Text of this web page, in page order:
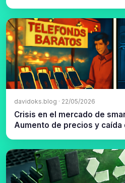
davidoks.blog · 22/05/2026
Crisis en el mercado de
Aumento de precios y caída